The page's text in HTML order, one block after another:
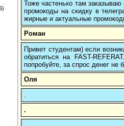
Тоже частенько там
промокоды на скидку в
жирные и актуальные
Роман
Привет студентам) если
обратиться на FAST-
попробуйте, за спрос денег не
Оля
.